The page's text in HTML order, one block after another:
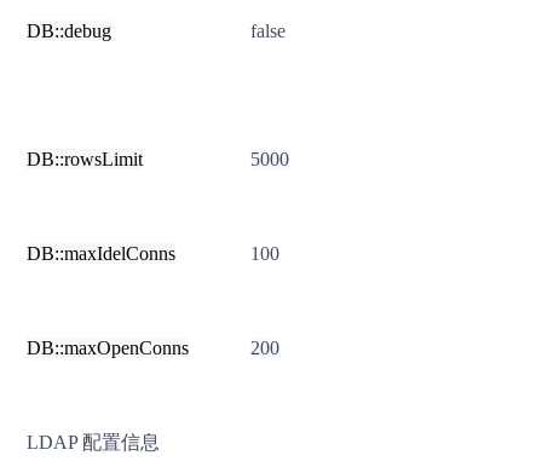
DB::debug false
DB::rowsLimit 5000
DB::maxIdelConns 100
DB::maxOpenConns 200
LDAP 配置信息